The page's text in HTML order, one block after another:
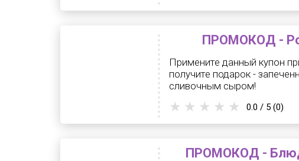
ПРОМОКОД -
Примените данный купон
получите подарок -
сливочным сыром!
0.0 / 5 (0)
ПРОМОКОД -